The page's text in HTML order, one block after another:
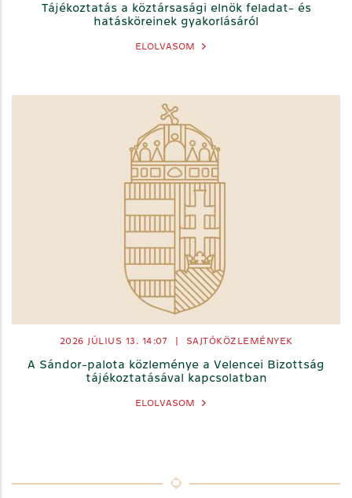
Tájékoztatás a köztársasági elnök feladat- és
hatásköreinek gyakorlásáról
ELOLVASOM
2026 JÚLIUS 13. 14:07 SAJTÓKÖZLEMÉNYEK
A Sándor-palota közleménye a Velencei Bizottság
tájékoztatásával kapcsolatban
ELOLVASOM